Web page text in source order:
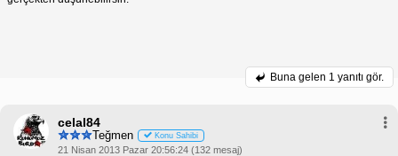
Buna gelen 1 yanıtı gör.
celal84
Teğmen Konu Sahibi
21 Nisan 2013 Pazar 20:56:24 (132 mesaj)